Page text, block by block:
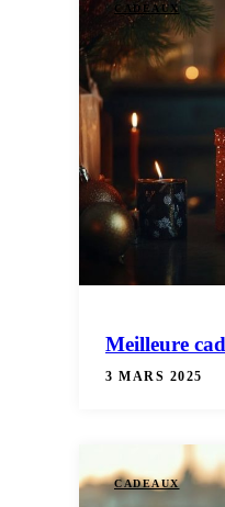
CADEAUX
Meilleure
3 MARS 2025
CADEAUX